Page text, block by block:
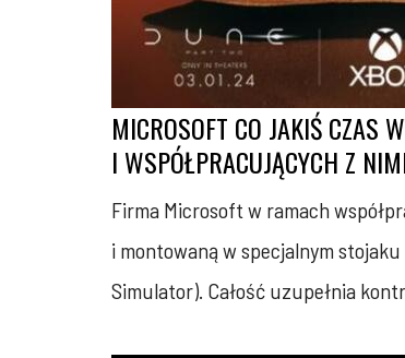
MICROSOFT CO JAKIŚ CZAS
I WSPÓŁPRACUJĄCYCH Z
Firma Microsoft w ramach
i montowaną w specjalnym
Simulator). Całość uzupełnia